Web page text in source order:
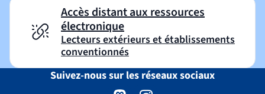
Accès distant aux ressources
électronique
Lecteurs extérieurs et établissements
conventionnés
Suivez-nous sur les réseaux sociaux